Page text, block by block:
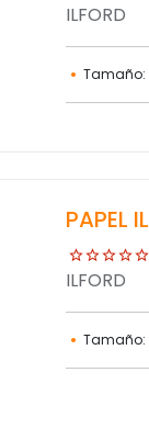
ILFORD
Tamaño:
PAPEL
ILFORD
Tamaño: